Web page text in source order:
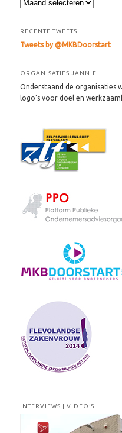
RECENTE TWEETS
Tweets by @MKBDoorstart
ORGANISATIES JANNIE
Onderstaand de organisaties
logo's voor doel en
INTERVIEWS | VIDEO’S